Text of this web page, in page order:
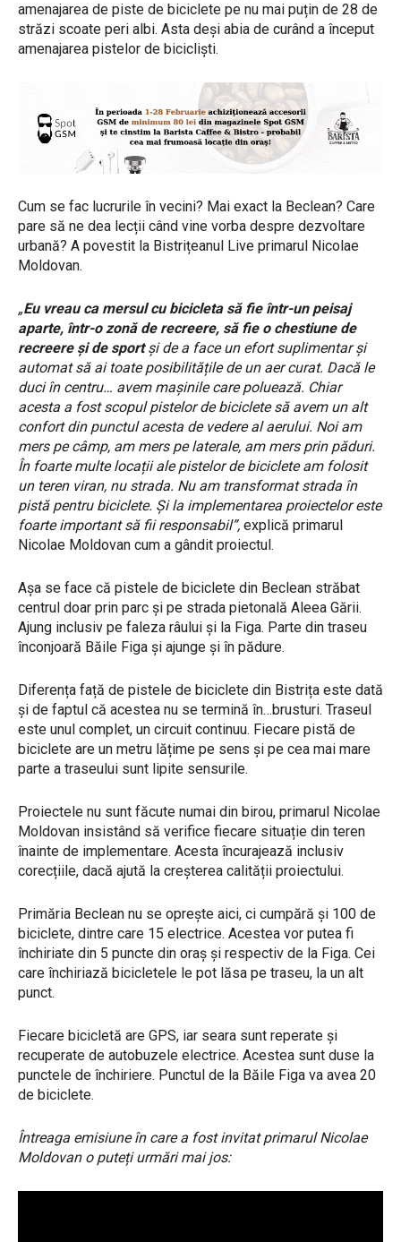
amenajarea de piste de biciclete pe nu mai puțin de 28 de
străzi scoate peri albi. Asta deși abia de curând a început
amenajarea pistelor de bicicliști.
Cum se fac lucrurile în vecini? Mai exact la Beclean? Care
pare să ne dea lecții când vine vorba despre dezvoltare
urbană? A povestit la Bistrițeanul Live primarul Nicolae
Moldovan.
„Eu vreau ca mersul cu bicicleta să fie într-un peisaj
aparte, într-o zonă de recreere, să fie o chestiune de
recreere și de sportși de a face un efort suplimentar și
automat să ai toate posibilitățile de un aer curat. Dacă le
duci în centru… avem mașinile care poluează. Chiar
acesta a fost scopul pistelor de biciclete să avem un alt
confort din punctul acesta de vedere al aerului. Noi am
mers pe câmp, am mers pe laterale, am mers prin păduri.
În foarte multe locații ale pistelor de biciclete am folosit
un teren viran, nu strada. Nu am transformat strada în
pistă pentru biciclete. Și la implementarea proiectelor este
foarte important să fii responsabil”, explică primarul
Nicolae Moldovan cum a gândit proiectul.
Așa se face că pistele de biciclete din Beclean străbat
centrul doar prin parc și pe strada pietonală Aleea Gării.
Ajung inclusiv pe faleza râului și la Figa. Parte din traseu
înconjoară Băile Figa și ajunge și în pădure.
Diferența față de pistele de biciclete din Bistrița este dată
și de faptul că acestea nu se termină în…brusturi. Traseul
este unul complet, un circuit continuu. Fiecare pistă de
biciclete are un metru lățime pe sens și pe cea mai mare
parte a traseului sunt lipite sensurile.
Proiectele nu sunt făcute numai din birou, primarul Nicolae
Moldovan insistând să verifice fiecare situație din teren
înainte de implementare. Acesta încurajează inclusiv
corecțiile, dacă ajută la creșterea calității proiectului.
Primăria Beclean nu se oprește aici, ci cumpără și 100 de
biciclete, dintre care 15 electrice. Acestea vor putea fi
închiriate din 5 puncte din oraș și respectiv de la Figa. Cei
care închiriază bicicletele le pot lăsa pe traseu, la un alt
punct.
Fiecare bicicletă are GPS, iar seara sunt reperate și
recuperate de autobuzele electrice. Acestea sunt duse la
punctele de închiriere. Punctul de la Băile Figa va avea 20
de biciclete.
Întreaga emisiune în care a fost invitat primarul Nicolae
Moldovan o puteți urmări mai jos: